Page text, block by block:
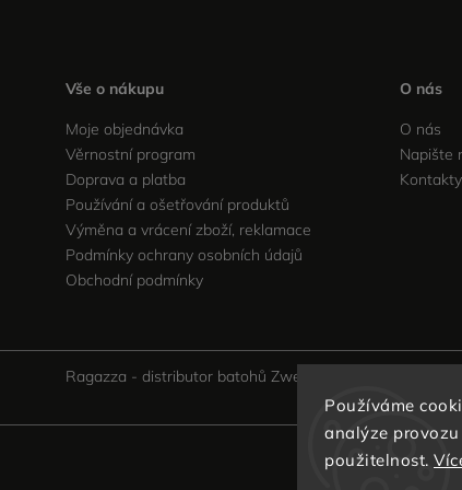
Používáme
analýze
použitelnost.
Vše o nákupu
Moje objednávka
Věrnostní program
Doprava a platba
Používání a ošetřování produktů
Výměna a vrácení zboží, reklamace
Podmínky ochrany osobních údajů
Obchodní podmínky
O nás
O nás
Napište
Kontakty
Ragazza - distributor batohů Zwei v ČR